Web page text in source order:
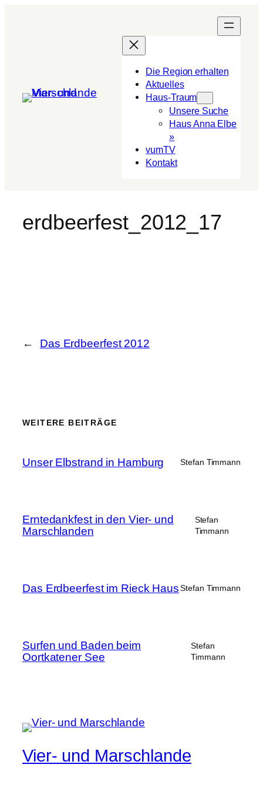
Die Region erhalten
Aktuelles
Haus-Traum
Unsere Suche
Haus Anna Elbe
»
vumTV
Kon­takt
erdbeerfest_2012_17
← Das Erdbeerfest 2012
WEITERE BEITRÄGE
Unser Elbstrand in Hamburg Stefan Timmann
Erntedankfest in den Vier- und
Marschlanden
Stefan
Timmann
Das Erdbeerfest im Rieck Haus Stefan Timmann
Surfen und Baden beim
Oortkatener See
Stefan
Timmann
Vier- und Marschlande